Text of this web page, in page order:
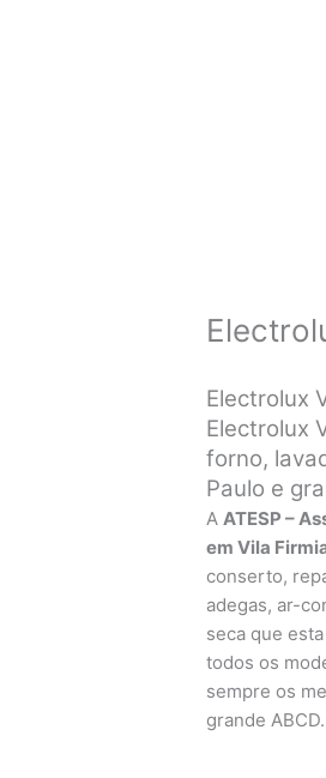
Electrolux
Electrolux
forno,
Paulo e
AATESP –
em Vila
conserto,
adegas, ar-
seca que
todos os
sempre os
grande ABCD.